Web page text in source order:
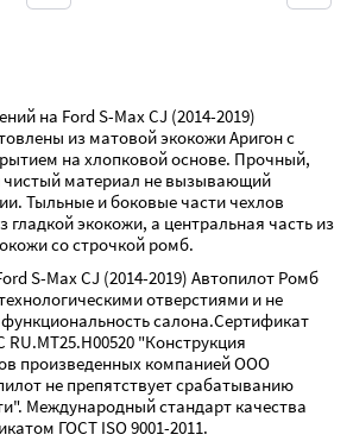
на Ford S-Max CJ (2014-2019)
из матовой экокожи Аригон с
на хлопковой основе. Прочный,
чистый материал не вызывающий
Тыльные и боковые части чехлов
гладкой экокожи, а центральная часть из
со строчкой ромб.
S-Max CJ (2014-2019) Автопилот Ромб
отверстиями и не
салона.Сертификат
"Конструкция
произведенных компанией ООО
не препятствует срабатыванию
Международный стандарт качества
ГОСТ ISO 9001-2011.